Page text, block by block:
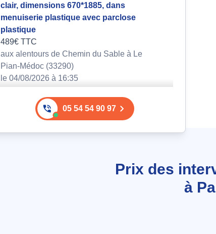
clair, dimensions 670*1885, dans
menuiserie plastique avec parclose
plastique
489€ TTC
aux alentours de Chemin du Sable à Le
Pian-Médoc (33290)
le 04/08/2026 à 16:35
Remplacement du double vitrage existant
par un modèle spécifique conforme aux
05 54 54 90 97
Prix des
à